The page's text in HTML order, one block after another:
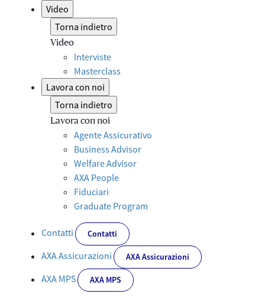
Video
Torna indietro
Video
Interviste
Masterclass
Lavora con noi
Torna indietro
Lavora con noi
Agente Assicurativo
Business Advisor
Welfare Advisor
AXA People
Fiduciari
Graduate Program
Contatti Contatti
AXA Assicurazioni AXA Assicurazioni
AXA MPS AXA MPS